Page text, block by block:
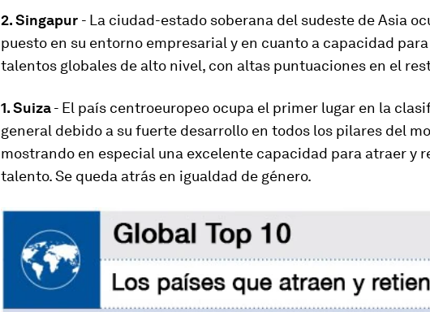
2. Singapur - La ciudad-estado soberana del sudeste de Asia
puesto en su entorno empresarial y en cuanto a capacidad
talentos globales de alto nivel, con altas puntuaciones en el
1. Suiza- El país centroeuropeo ocupa el primer lugar en la
general debido a su fuerte desarrollo en todos los pilares del
mostrando en especial una excelente capacidad para atraer y
talento. Se queda atrás en igualdad de género.